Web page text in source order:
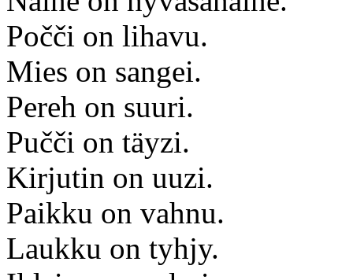
Počči on lihavu.
Mies on sangei.
Pereh on suuri.
Pučči on täyzi.
Kirjutin on uuzi.
Paikku on vahnu.
Laukku on tyhjy.